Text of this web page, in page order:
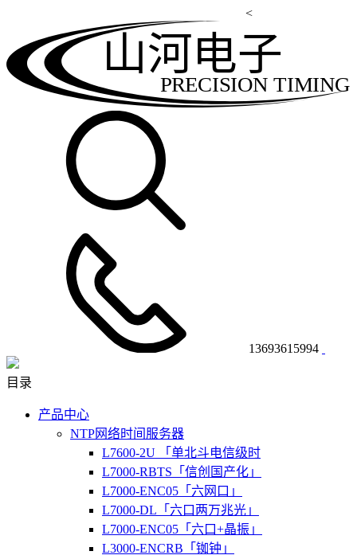
<
PRECISION TIMING
山河电子
13693615994
目录
产品中心
NTP网络时间服务器
L7600-2U 「单北斗电信级时
L7000-RBTS「信创国产化」
L7000-ENC05「六网口」
L7000-DL「六口两万兆光」
L7000-ENC05「六口+晶振」
L3000-ENCRB「铷钟」